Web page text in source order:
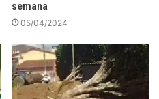
semana
05/04/2024